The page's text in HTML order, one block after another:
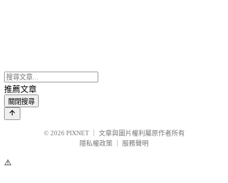
推薦文章
關閉搜尋
© 2026 PIXNET
文章與圖片權利屬原作者所有
隱私權政策
服務聲明
⚠️